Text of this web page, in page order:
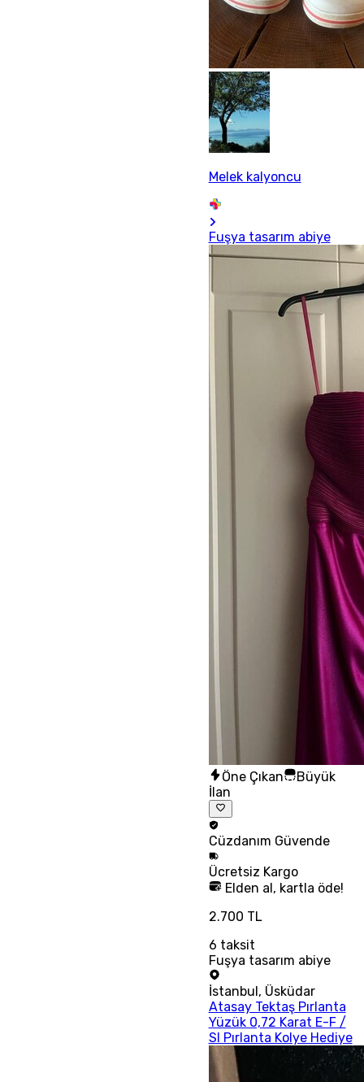
Melek kalyoncu
Fuşya tasarım abiye
Öne Çıkan
Büyük
İlan
Cüzdanım Güvende
Ücretsiz Kargo
Elden al, kartla öde!
2.700 TL
6 taksit
Fuşya tasarım abiye
İstanbul , Üsküdar
Atasay Tektaş Pırlanta
Yüzük 0,72 Karat E-F /
SI Pırlanta Kolye Hediye